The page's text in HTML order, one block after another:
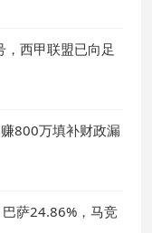
西甲联盟已向足
800万填补财政漏
萨24.86%，马竞